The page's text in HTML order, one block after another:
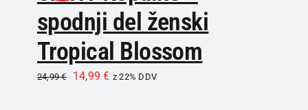
spodnji del ženski
Tropical Blossom
24,99€ 14,99€ z 22% DDV